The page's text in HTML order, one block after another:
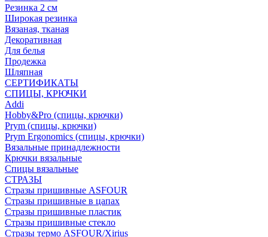
Резинка 2 см
Широкая резинка
Вязаная, тканая
Декоративная
Для белья
Продежка
Шляпная
СЕРТИФИКАТЫ
СПИЦЫ, КРЮЧКИ
Addi
Hobby&Pro (спицы, крючки)
Prym (спицы, крючки)
Prym Ergonomics (спицы, крючки)
Вязальные принадлежности
Крючки вязальные
Спицы вязальные
СТРАЗЫ
Стразы пришивные ASFOUR
Стразы пришивные в цапах
Стразы пришивные пластик
Стразы пришивные стекло
Стразы термо ASFOUR/Xirius